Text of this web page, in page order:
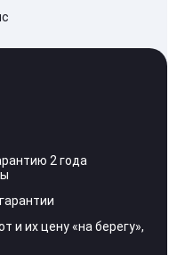
2 года
и их цену «на берегу»,